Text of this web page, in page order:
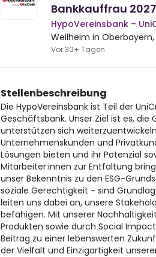
Bankkauffrau
HypoVereinsbank –
Weilheim in Oberbayern,
Vor 30+ Tagen
Stellenbeschreibung
Die HypoVereinsbank ist Teil der
Geschäftsbank. Unser Ziel ist es, die
unterstützen sich
Unternehmenskunden und
Lösungen bieten und ihr Potenzial
Mitarbeiter:innen zur Entfaltung
unser Bekenntnis zu den ESG-
soziale Gerechtigkeit - sind
leiten uns dabei an, unsere
befähigen. Mit unserer
Produkten sowie durch Social
Beitrag zu einer lebenswerten
der Vielfalt und Einzigartigkeit